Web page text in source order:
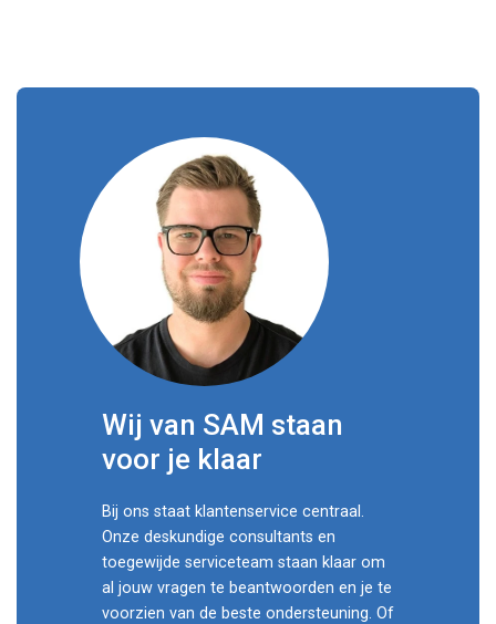
Wij van SAM staan
voor je klaar
Bij ons staat klantenservice centraal.
Onze deskundige consultants en
toegewijde serviceteam staan klaar om
al jouw vragen te beantwoorden en je te
voorzien van de beste ondersteuning. Of